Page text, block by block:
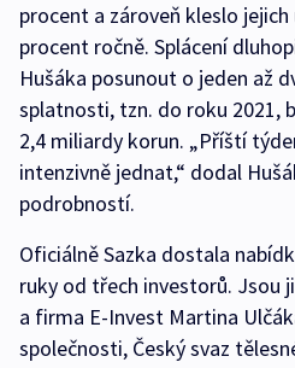
procent a zároveň kleslo
procent ročně. Splácení
Hušáka posunout o jeden až
splatnosti, tzn. do roku 2021,
2,4 miliardy korun. „Příští
intenzivně jednat,“ dodal
podrobností.
Oficiálně Sazka dostala
ruky od třech investorů. Jsou
a firma E-Invest Martina
společnosti, Český svaz